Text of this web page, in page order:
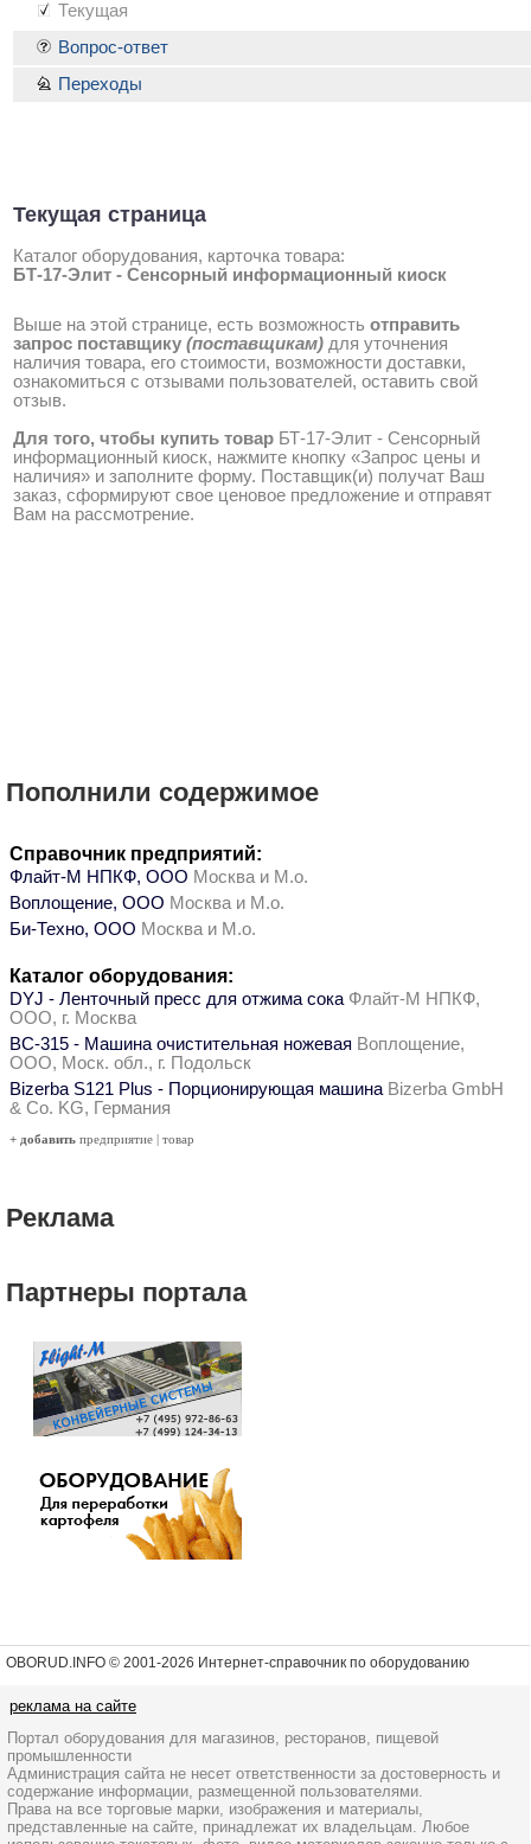
Текущая
Текущая страница
Каталог оборудования, карточка товара:
БТ-17-Элит - Cенсорный информационный киоск
Выше на этой странице, есть возможность отправить
запрос поставщику (поставщикам) для уточнения
наличия товара, его стоимости, возможности доставки,
ознакомиться с отзывами пользователей, оставить свой
отзыв.
Для того, чтобы купить товар БТ-17-Элит - Cенсорный
информационный киоск, нажмите кнопку «Запрос цены и
наличия» и заполните форму. Поставщик(и) получат Ваш
заказ, сформируют свое ценовое предложение и отправят
Вам на рассмотрение.
Вопрос-ответ
Переходы
Пополнили содержимое
Справочник предприятий:
Флайт-М НПКФ, ООО Москва и М.о.
Воплощение, ООО Москва и М.о.
Би-Техно, ООО Москва и М.о.
Каталог оборудования:
DYJ - Ленточный пресс для отжима сока Флайт-М НПКФ,
ООО, г. Москва
ВС-315 - Машина очистительная ножевая Воплощение,
ООО, Моск. обл., г. Подольск
Bizerba S121 Plus - Порционирующая машина Bizerba GmbH
& Co. KG, Германия
+ добавить предприятие | товар
Реклама
Партнеры портала
OBORUD.INFO © 2001-2026 Интернет-справочник по оборудованию
реклама на сайте
Портал оборудования для магазинов, ресторанов, пищевой
промышленности
Администрация сайта не несет ответственности за достоверность и
содержание информации, размещенной пользователями.
Права на все торговые марки, изображения и материалы,
представленные на сайте, принадлежат их владельцам. Любое